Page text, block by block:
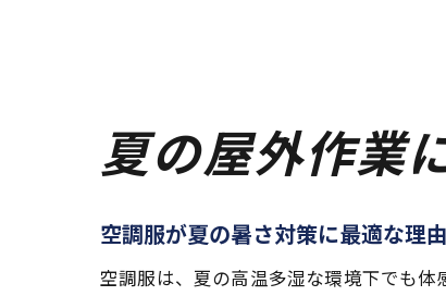
夏の屋外作業
空調服が夏の暑さ対策に最適な理
空調服は、夏の高温多湿な環境下でも